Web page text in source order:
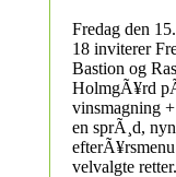
Fredag den
18 inviterer
Bastion og
HolmgÃ¥rd
vinsmagning
en sprÃ¸d,
velvalgte